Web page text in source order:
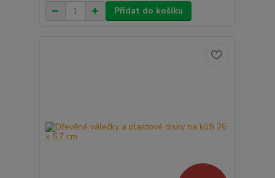
Přidat do košíku